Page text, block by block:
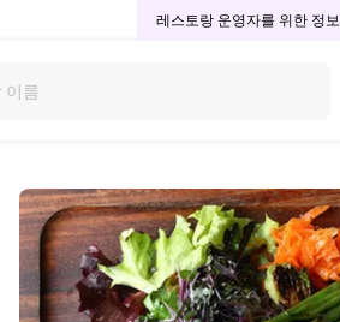
레스토랑 운영자를 위한 정보